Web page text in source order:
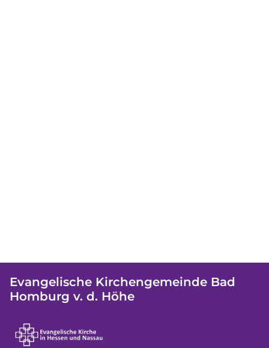
Evangelische Kirchengemeinde Bad
Homburg v. d. Höhe